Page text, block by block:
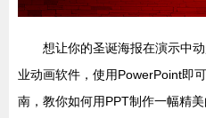
想让你的圣诞海报在演示中
业动画软件，使用PowerPoint即
南，教你如何用PPT制作一幅精美